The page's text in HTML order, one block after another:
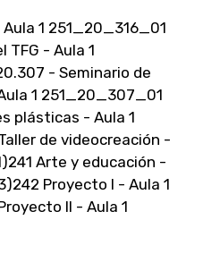
1 251_20_316_01
TFG - Aula 1
- Seminario de
1 251_20_307_01
plásticas - Aula 1
de videocreación -
241 Arte y educación -
242 Proyecto I - Aula 1
II - Aula 1